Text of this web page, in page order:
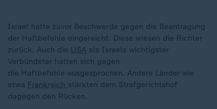
Israel hatte zuvor Beschwerde gegen die Beantragung
der Haftbefehle eingereicht. Diese wiesen die Richter
zurück. Auch die USA als Israels wichtigster
Verbündeter hatten sich gegen
die Haftbefehle ausgesprochen. Andere Länder wie
etwa Frankreich stärkten dem Strafgerichtshof
dagegen den Rücken.